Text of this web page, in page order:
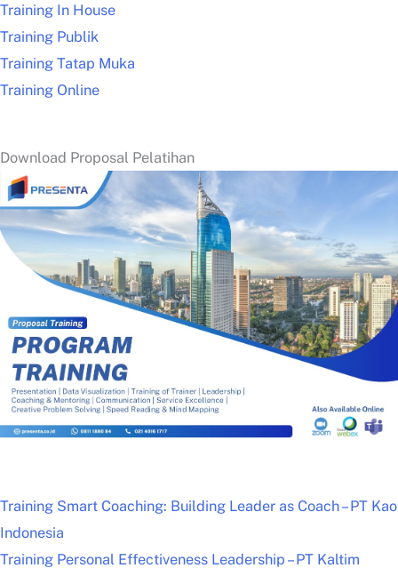
Training In House
Training Publik
Training Tatap Muka
Training Online
Download Proposal Pelatihan
Training Smart Coaching: Building Leader as Coach – PT Kao
Indonesia
Training Personal Effectiveness Leadership – PT Kaltim